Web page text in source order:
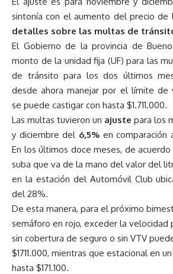
sintonía con el aumento del precio de
detalles sobre las multas de
El Gobierno de la provincia de
monto de la unidad fija (UF) para las
de tránsito para los dos últimos
desde ahora manejar por el límite de
se puede castigar con hasta $1.711.000.
Las multas tuvieron un ajuste para los
y diciembre del 6,5% en comparación
En los últimos doce meses, de acuerdo
suba que va de la mano del valor del
en la estación del Automóvil Club
del 28%.
De esta manera, para el próximo
semáforo en rojo, exceder la velocidad
sin cobertura de seguro o sin VTV
$1711.000, mientras que estacional en
hasta $171.100.